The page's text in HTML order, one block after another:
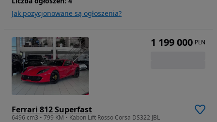
Jak pozycjonowane są ogłoszenia?
Ferrari 812 Superfast
6496 cm3 • 799 KM • Kabon Lift Rosso Corsa DS322 JBL
1 199 000 PLN